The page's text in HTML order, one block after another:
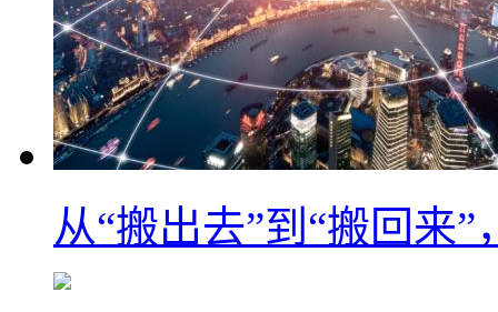
从“搬出去”到“搬回来